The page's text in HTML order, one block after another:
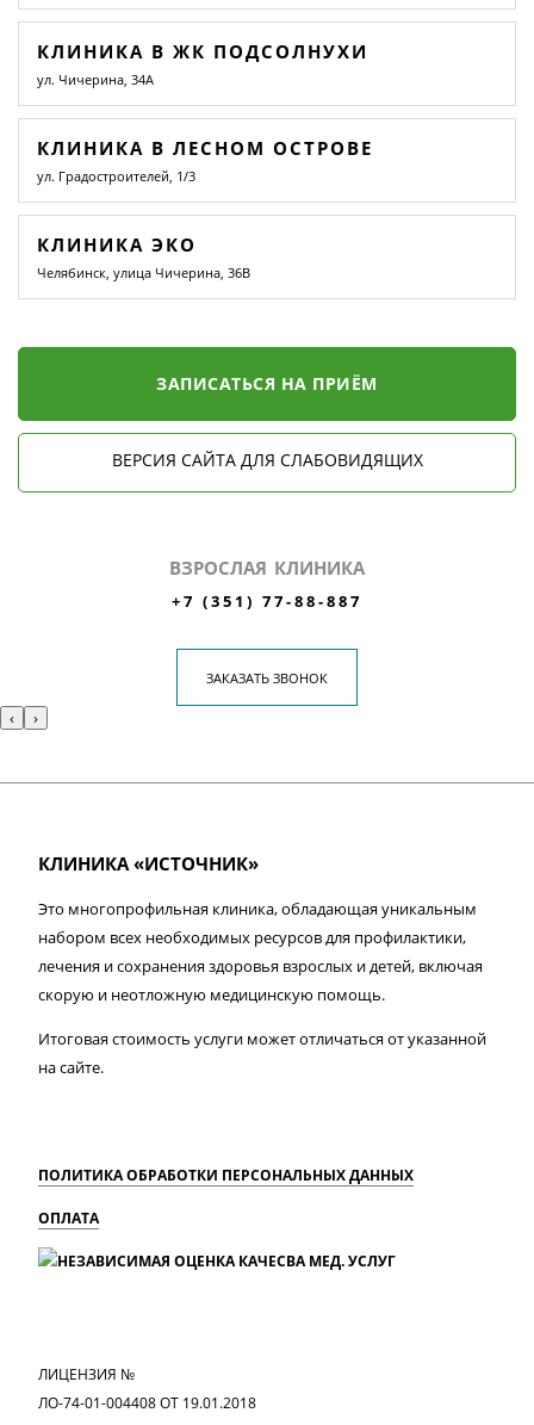
КЛИНИКА В ЖК ПОДСОЛНУХИ
ул. Чичерина, 34А
КЛИНИКА В ЛЕСНОМ ОСТРОВЕ
ул. Градостроителей, 1/3
КЛИНИКА ЭКО
Челябинск, улица Чичерина, 36В
ЗАПИСАТЬСЯ НА ПРИЁМ
ВЕРСИЯ САЙТА ДЛЯ СЛАБОВИДЯЩИХ
ВЗРОСЛАЯ КЛИНИКА
+7 (351) 77-88-887
ЗАКАЗАТЬ ЗВОНОК
‹ ›
КЛИНИКА «ИСТОЧНИК»
Это многопрофильная клиника, обладающая уникальным
набором всех необходимых ресурсов для профилактики,
лечения и сохранения здоровья взрослых и детей, включая
скорую и неотложную медицинскую помощь.
Итоговая стоимость услуги может отличаться от указанной
на сайте.
ПОЛИТИКА ОБРАБОТКИ ПЕРСОНАЛЬНЫХ ДАННЫХ
ОПЛАТА
ЛИЦЕНЗИЯ №
ЛО-74-01-004408 ОТ 19.01.2018